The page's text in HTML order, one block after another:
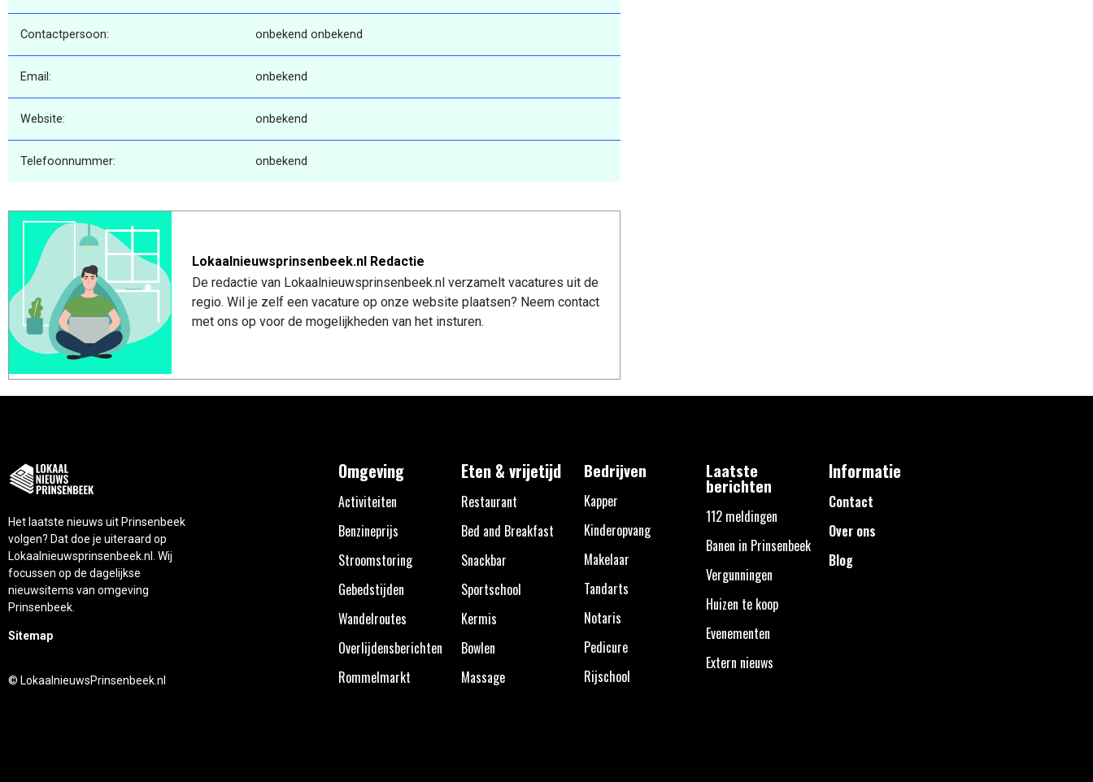
Contactpersoon: onbekend onbekend
Email: onbekend
Website: onbekend
Telefoonnummer: onbekend
Lokaalnieuwsprinsenbeek.nl Redactie
De redactie van Lokaalnieuwsprinsenbeek.nl verzamelt vacatures uit de
regio. Wil je zelf een vacature op onze website plaatsen? Neem contact
met ons op voor de mogelijkheden van het insturen.
Het laatste nieuws uit Prinsenbeek
volgen? Dat doe je uiteraard op
Lokaalnieuwsprinsenbeek.nl. Wij
focussen op de dagelijkse
nieuwsitems van omgeving
Prinsenbeek.
Sitemap
© LokaalnieuwsPrinsenbeek.nl
Omgeving
Activiteiten
Benzineprijs
Stroomstoring
Gebedstijden
Wandelroutes
Overlijdensberichten
Rommelmarkt
Eten & vrijetijd
Restaurant
Bed and Breakfast
Snackbar
Sportschool
Kermis
Bowlen
Massage
Bedrijven
Kapper
Kinderopvang
Makelaar
Tandarts
Notaris
Pedicure
Rijschool
Laatste
berichten
112 meldingen
Banen in Prinsenbeek
Vergunningen
Huizen te koop
Evenementen
Extern nieuws
Informatie
Contact
Over ons
Blog